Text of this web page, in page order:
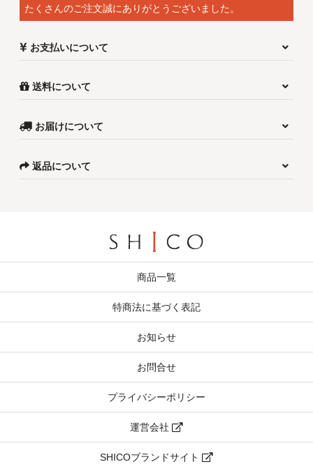
たくさんのご注文誠にありがとうございました。
お支払いについて
送料について
お届けについて
返品について
商品一覧
特商法に基づく表記
お知らせ
お問合せ
プライバシーポリシー
運営会社
SHICOブランドサイト